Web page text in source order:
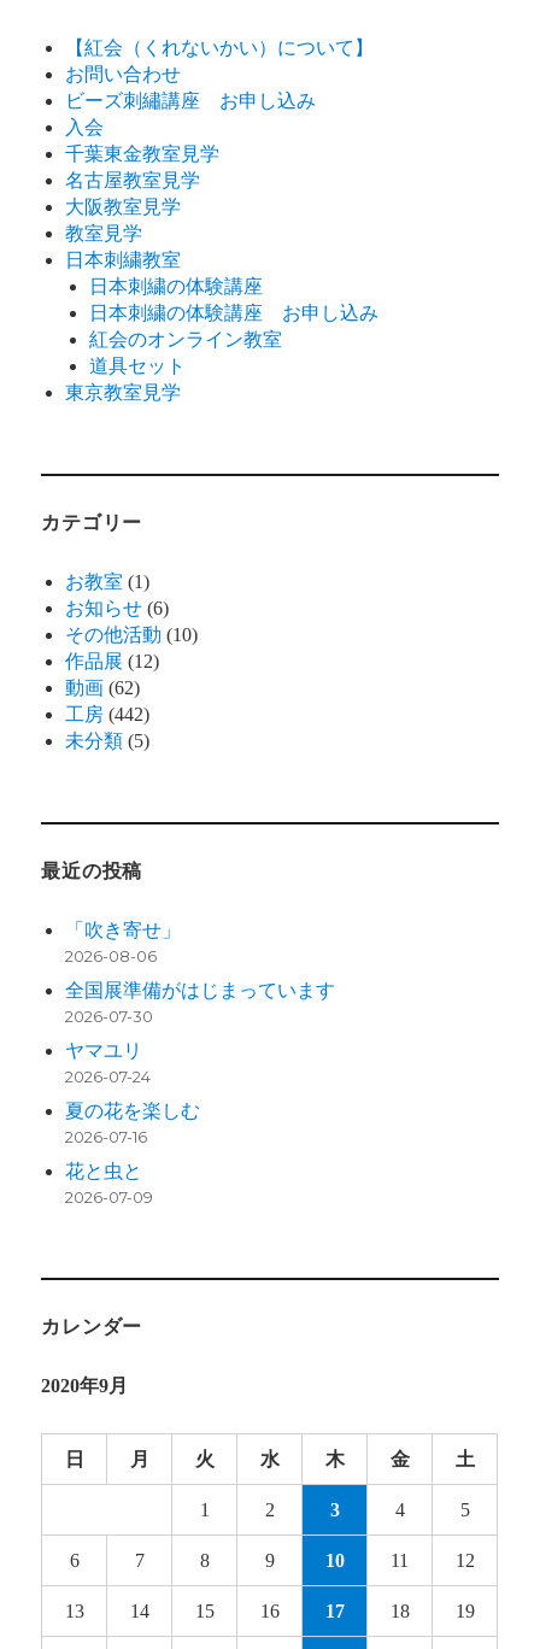
【紅会（くれないかい）について】
お問い合わせ
ビーズ刺繡講座 お申し込み
入会
千葉東金教室見学
名古屋教室見学
大阪教室見学
教室見学
日本刺繍教室
日本刺繍の体験講座
日本刺繍の体験講座 お申し込み
紅会のオンライン教室
道具セット
東京教室見学
カテゴリー
お教室 (1)
お知らせ (6)
その他活動 (10)
作品展 (12)
動画 (62)
工房 (442)
未分類 (5)
最近の投稿
「吹き寄せ」
2026-08-06
全国展準備がはじまっています
2026-07-30
ヤマユリ
2026-07-24
夏の花を楽しむ
2026-07-16
花と虫と
2026-07-09
カレンダー
2020年9月
日 月 火 水 木 金 土
1 2 3 4 5
6 7 8 9 10 11 12
13 14 15 16 17 18 19